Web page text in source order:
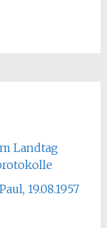
Landtag
19.08.1957